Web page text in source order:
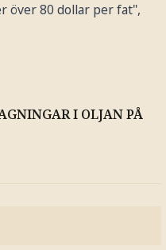
över 80 dollar per fat",
I OLJAN PÅ